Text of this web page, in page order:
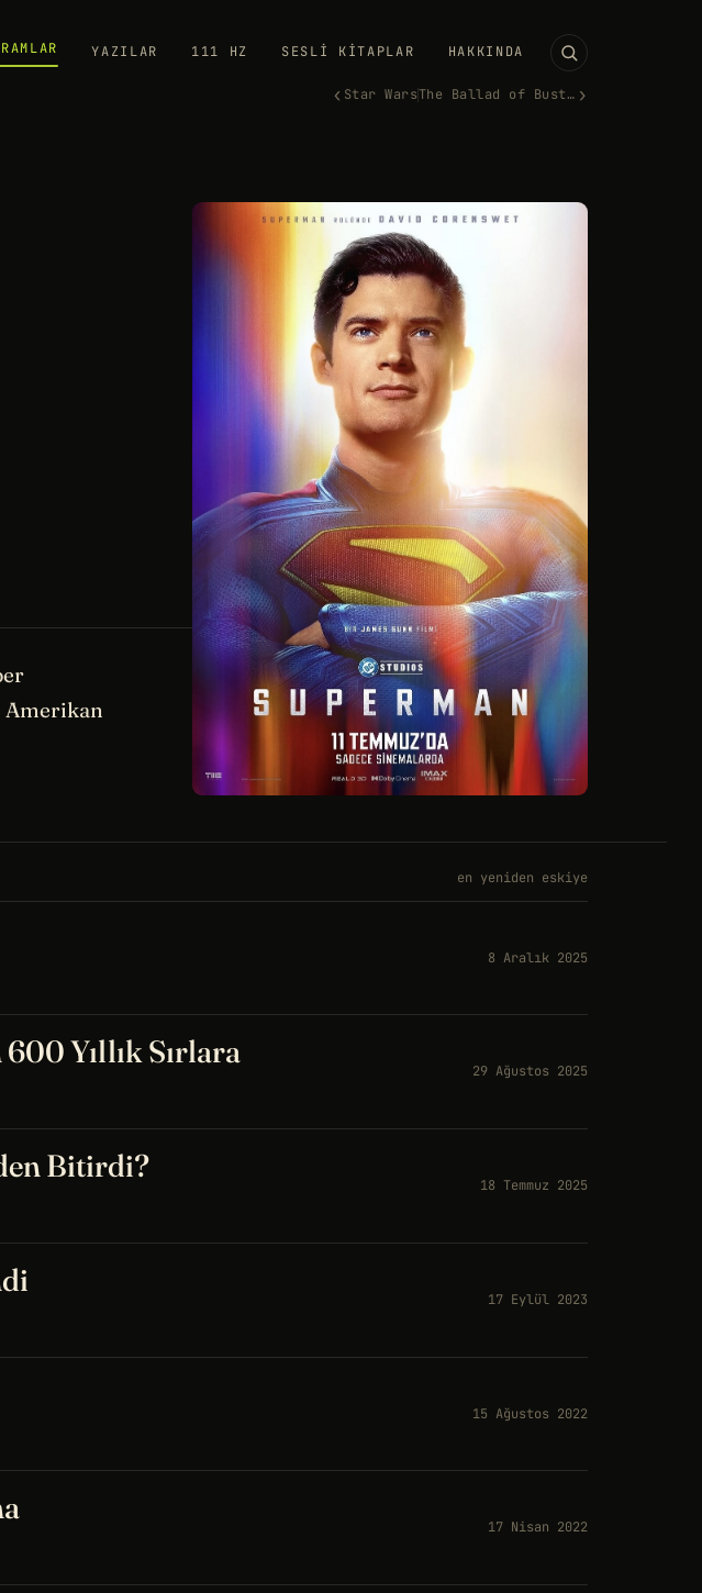
YAZILAR 111 HZ SESLI KITAPLAR HAKKINDA
‹ Star Wars The Ballad of Buster Scruggs ›
Amerikan
en yeniden eskiye
8 Aralık 2025
Yıllık Sırlara
29 Ağustos 2025
Bitirdi?
18 Temmuz 2025
17 Eylül 2023
15 Ağustos 2022
17 Nisan 2022